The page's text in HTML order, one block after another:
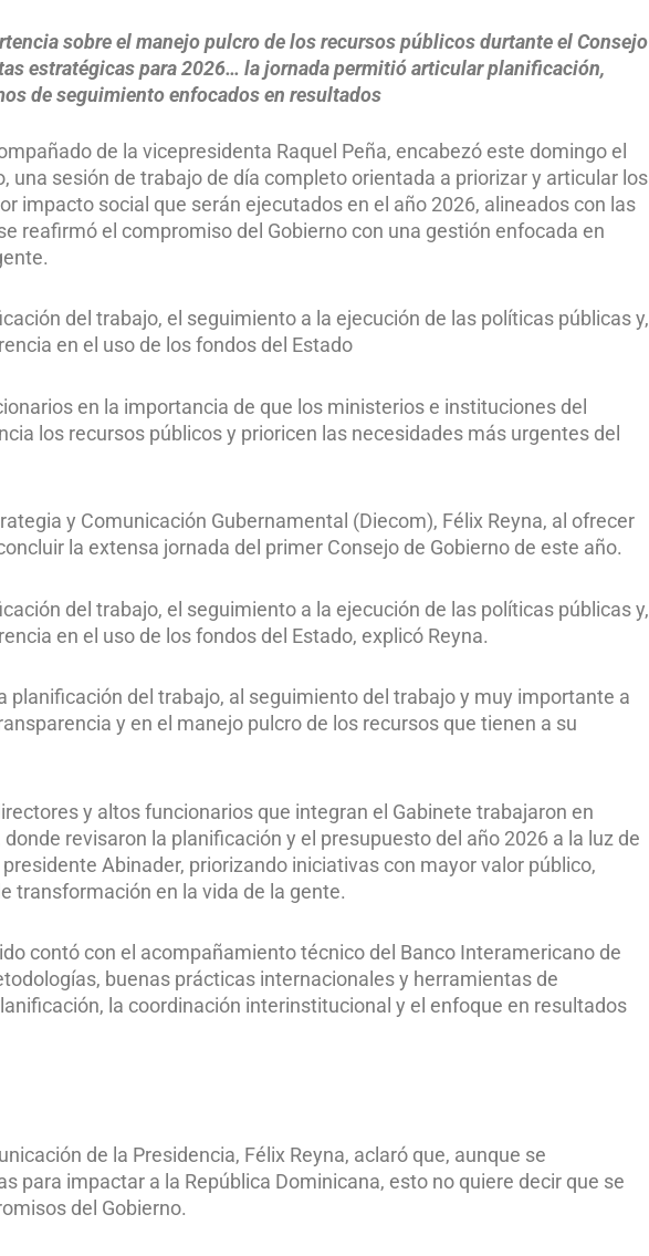
sobre el manejo pulcro de los recursos públicos durtante el Consejo
estratégicas para 2026… la jornada permitió articular planificación,
de seguimiento enfocados en resultados
de la vicepresidenta Raquel Peña, encabezó este domingo el
una sesión de trabajo de día completo orientada a priorizar y articular los
impacto social que serán ejecutados en el año 2026, alineados con las
reafirmó el compromiso del Gobierno con una gestión enfocada en
del trabajo, el seguimiento a la ejecución de las políticas públicas y,
en el uso de los fondos del Estado
en la importancia de que los ministerios e instituciones del
los recursos públicos y prioricen las necesidades más urgentes del
y Comunicación Gubernamental (Diecom), Félix Reyna, al ofrecer
la extensa jornada del primer Consejo de Gobierno de este año.
del trabajo, el seguimiento a la ejecución de las políticas públicas y,
en el uso de los fondos del Estado, explicó Reyna.
planificación del trabajo, al seguimiento del trabajo y muy importante a
y en el manejo pulcro de los recursos que tienen a su
y altos funcionarios que integran el Gabinete trabajaron en
revisaron la planificación y el presupuesto del año 2026 a la luz de
Abinader, priorizando iniciativas con mayor valor público,
transformación en la vida de la gente.
contó con el acompañamiento técnico del Banco Interamericano de
buenas prácticas internacionales y herramientas de
la coordinación interinstitucional y el enfoque en resultados
de la Presidencia, Félix Reyna, aclaró que, aunque se
para impactar a la República Dominicana, esto no quiere decir que se
del Gobierno.